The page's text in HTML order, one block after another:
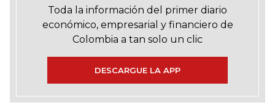
Toda la información del primer diario
económico, empresarial y financiero de
Colombia a tan solo un clic
DESCARGUE LA APP